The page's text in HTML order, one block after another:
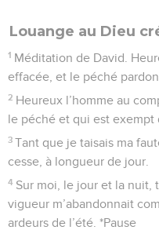
Louange au Dieu
1 Méditation de David.
effacée, et le péché
2 Heureux l’homme au
le péché et qui est exempt
3 Tant que je taisais ma
cesse, à longueur de jour.
4 Sur moi, le jour et la nuit,
vigueur m’abandonnait
ardeurs de l’été. *Pause